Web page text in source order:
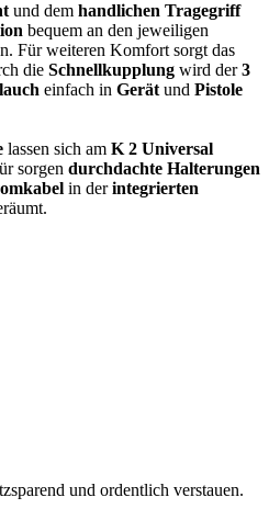
und dem handlichen Tragegriff
bequem an den jeweiligen
Für weiteren Komfort sorgt das
die Schnellkupplung wird der3
einfach in Gerät und Pistole
lassen sich am K 2 Universal
sorgen durchdachte Halterungen
in derintegrierten
und ordentlich verstauen.